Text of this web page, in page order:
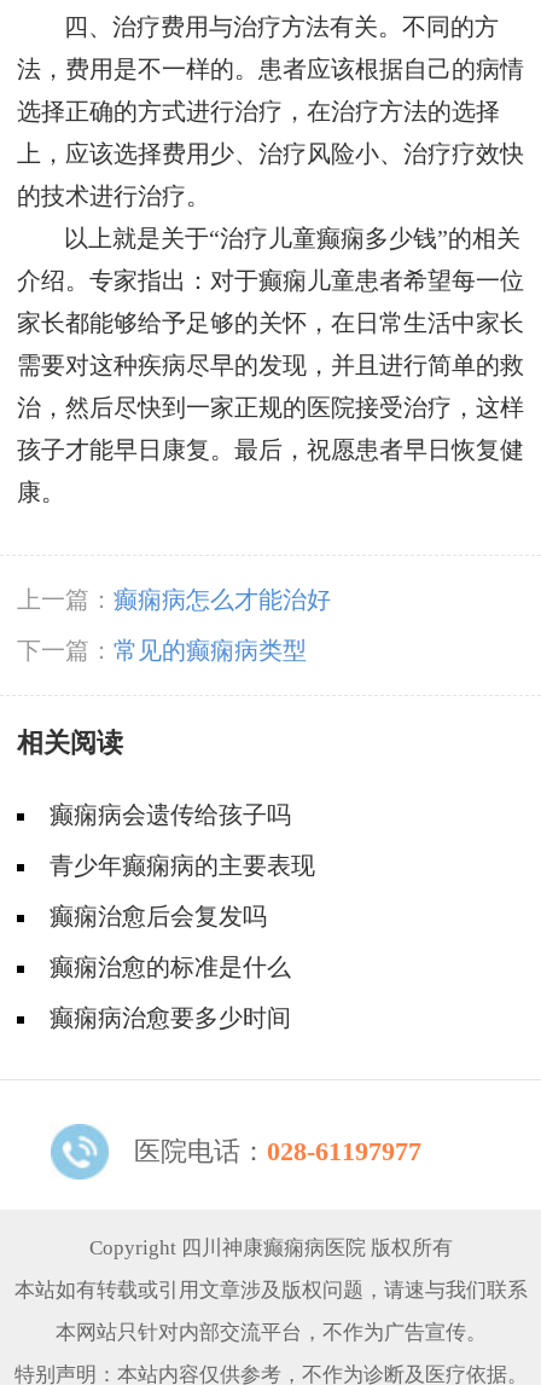
四、治疗费用与治疗方法有关。不同的方
法，费用是不一样的。患者应该根据自己的病情
选择正确的方式进行治疗，在治疗方法的选择
上，应该选择费用少、治疗风险小、治疗疗效快
的技术进行治疗。
以上就是关于“治疗儿童癫痫多少钱”的相关
介绍。专家指出：对于癫痫儿童患者希望每一位
家长都能够给予足够的关怀，在日常生活中家长
需要对这种疾病尽早的发现，并且进行简单的救
治，然后尽快到一家正规的医院接受治疗，这样
孩子才能早日康复。最后，祝愿患者早日恢复健
康。
上一篇： 癫痫病怎么才能治好
下一篇： 常见的癫痫病类型
相关阅读
癫痫病会遗传给孩子吗
青少年癫痫病的主要表现
癫痫治愈后会复发吗
癫痫治愈的标准是什么
癫痫病治愈要多少时间
医院电话： 028-61197977
Copyright 四川神康癫痫病医院 版权所有
本站如有转载或引用文章涉及版权问题，请速与我们联系
本网站只针对内部交流平台，不作为广告宣传。
特别声明：本站内容仅供参考，不作为诊断及医疗依据。